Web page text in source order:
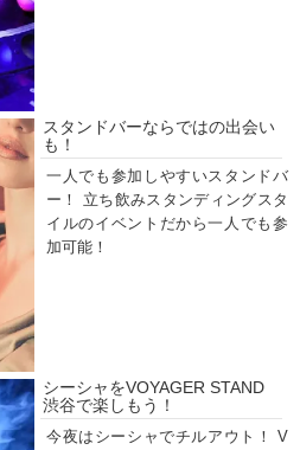
スタンドバーならではの出会い
も！
一人でも参加しやすいスタンドバ
ー！ 立ち飲みスタンディングスタ
イルのイベントだから一人でも参
加可能！
シーシャをVOYAGER STAND
渋谷で楽しもう！
今夜はシーシャでチルアウト！ V